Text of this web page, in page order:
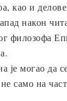
као и
након
филозофа
је могао
само на